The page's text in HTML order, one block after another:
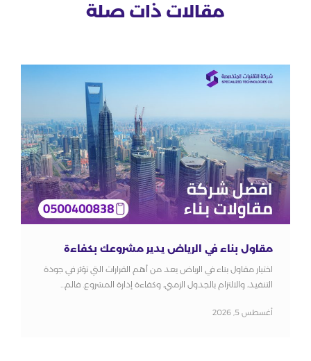
مقالات ذات صلة
مقاول بناء في الرياض يدير مشروعك بكفاءة
اختيار مقاول بناء في الرياض يعد من أهم القرارات التي تؤثر في جودة
التنفيذ، والالتزام بالجدول الزمني، وكفاءة إدارة المشروع. فالم...
أغسطس 5, 2026